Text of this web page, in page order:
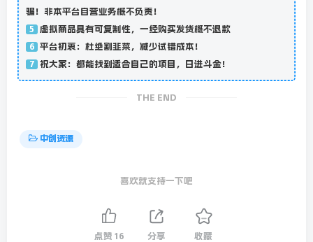
骗！非本平台自营业务概不负责！
5 虚拟商品具有可复制性，一经购买发货概不退款
6 平台初衷：杜绝割韭菜，减少试错成本！
7 祝大家：都能找到适合自己的项目，日进斗金！
THE END
中创资源
喜欢就支持一下吧
点赞 16 分享 收藏